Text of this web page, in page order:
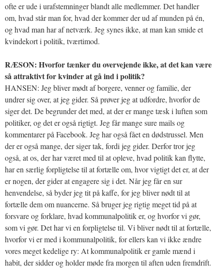
ofte er ude i urafstemninger blandt alle medlemmer. Det handler
om, hvad står man for, hvad der kommer der ud af munden på én,
og hvad man har af netværk. Jeg synes ikke, at man kan smide et
kvindekort i politik, tværtimod.
RÆSON: Hvorfor tænker du overvejende ikke, at det kan være
så attraktivt for kvinder at gå ind i politik?
HANSEN: Jeg bliver mødt af borgere, venner og familie, der
undrer sig over, at jeg gider. Så prøver jeg at udfordre, hvorfor de
siger det. De begrunder det med, at der er mange tæsk i luften som
politiker, og det er også rigtigt. Jeg får mange sure mails og
kommentarer på Facebook. Jeg har også fået en dødstrussel. Men
der er også mange, der siger tak, fordi jeg gider. Derfor tror jeg
også, at os, der har været med til at opleve, hvad politik kan flytte,
har en særlig forpligtelse til at fortælle om, hvor vigtigt det er, at der
er nogen, der gider at engagere sig i det. Når jeg får en sur
henvendelse, så byder jeg tit på kaffe, for jeg bliver nødt til at
fortælle dem om nuancerne. Så bruger jeg rigtig meget tid på at
forsvare og forklare, hvad kommunalpolitik er, og hvorfor vi gør,
som vi gør. Det har vi en forpligtelse til. Vi bliver nødt til at fortælle,
hvorfor vi er med i kommunalpolitik, for ellers kan vi ikke ændre
vores meget kedelige ry: At kommunalpolitik er gamle mænd i
habit, der sidder og holder møde fra morgen til aften uden fremdrift.